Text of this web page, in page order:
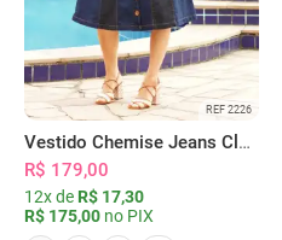
REF 2226
Vestido Chemise Jeans Clássica Serena
R$ 179,00
12x de R$ 17,30
R$ 175,00 no PIX